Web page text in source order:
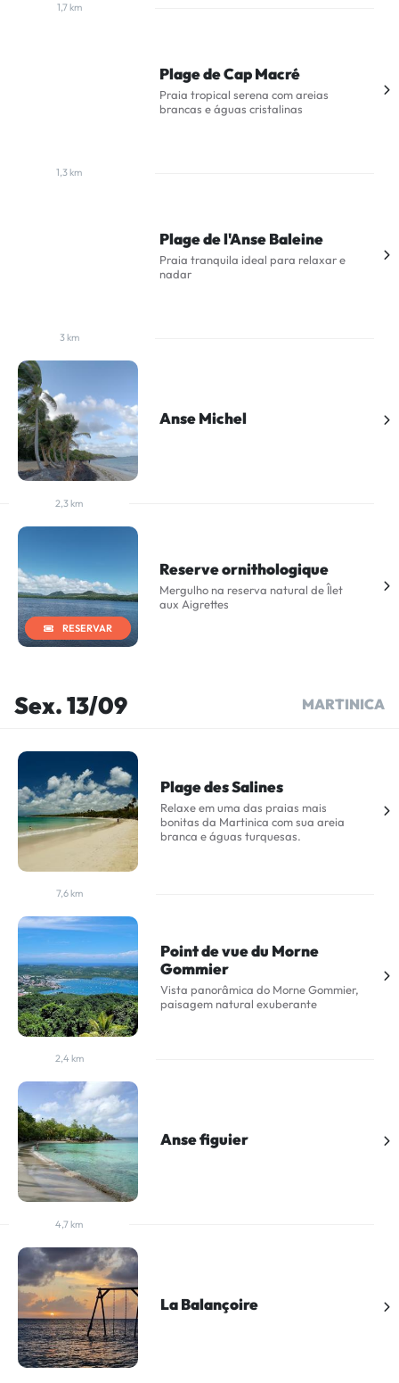
1,7 km
Plage de Cap Macré
Praia tropical serena com areias
brancas e águas cristalinas
1,3 km
Plage de l'Anse Baleine
Praia tranquila ideal para relaxar e
nadar
3 km
Anse Michel
2,3 km
RESERVAR
Reserve ornithologique
Mergulho na reserva natural de Îlet
aux Aigrettes
Sex. 13/09 MARTINICA
Plage des Salines
Relaxe em uma das praias mais
bonitas da Martinica com sua areia
branca e águas turquesas.
7,6 km
Point de vue du Morne
Gommier
Vista panorâmica do Morne Gommier,
paisagem natural exuberante
2,4 km
Anse figuier
4,7 km
La Balançoire